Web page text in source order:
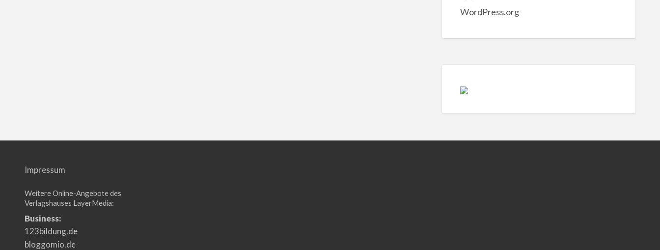
WordPress.org
Impressum
Weitere Online-Angebote des
Verlagshauses LayerMedia:
Business:
123bildung.de
bloggomio.de